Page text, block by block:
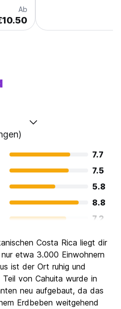
Ab
7.7
7.5
5.8
8.8
7.2
6.2
7.0
Costa Rica liegt dir
etwa 3.000 Einwohnern
ist der Ort ruhig und
von Cahuita wurde in
neu aufgebaut, da das
Erdbeben weitgehend